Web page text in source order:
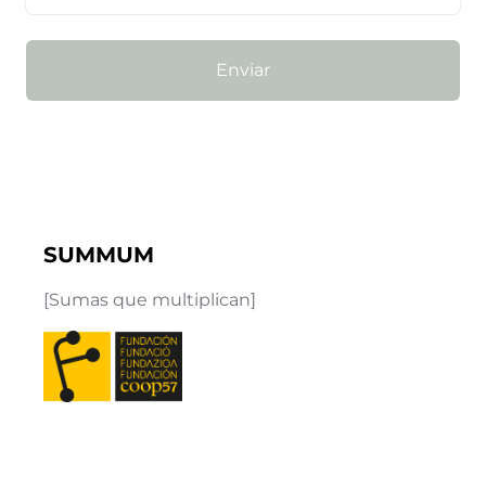
Enviar
SUMMUM
[Sumas que multiplican]